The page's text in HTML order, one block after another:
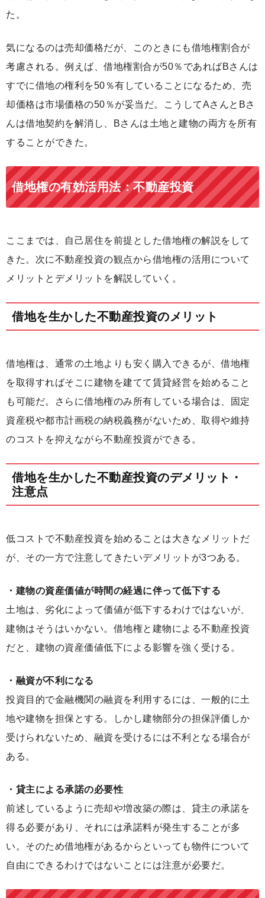
た。
気になるのは売却価格だが、このときにも借地権割合が
考慮される。例えば、借地権割合が50％であればBさんは
すでに借地の権利を50％有していることになるため、売
却価格は市場価格の50％が妥当だ。こうしてAさんとBさ
んは借地契約を解消し、Bさんは土地と建物の両方を所有
することができた。
借地権の有効活用法：不動産投資
ここまでは、自己居住を前提とした借地権の解説をして
きた。次に不動産投資の観点から借地権の活用について
メリットとデメリットを解説していく。
借地を生かした不動産投資のメリット
借地権は、 通常の土地よりも安く購入できるが、借地権
を取得すればそこに建物を建てて賃貸経営を始めること
も可能だ。さらに借地権のみ所有している場合は、
固定
資産税や都市計画税の納税義務がないため、取得や維持
のコストを抑えながら不動産投資ができる。
借地を生かした不動産投資のデメリット・
注意点
低コストで不動産投資を始めることは大きなメリットだ
が、その一方で注意してきたいデメリットが3つある。
・建物の資産価値が時間の経過に伴って低下する
土地は、劣化によって価値が低下するわけではないが、
建物はそうはいかない。借地権と建物による不動産投資
だと、 建物の資産価値低下による影響を強く受ける 。
・融資が不利になる
投資目的で金融機関の融資を利用するには、一般的に土
地や建物を担保とする。しかし建物部分の担保評価しか
受けられないため、 融資を受けるには不利となる場合が
ある 。
・貸主による承諾の必要性
前述しているように売却や増改築の際は、貸主の承諾を
得る必要があり、それには承諾料が発生することが多
い。そのため借地権があるからといっても物件について
自由にできるわけではないことには注意が必要だ。